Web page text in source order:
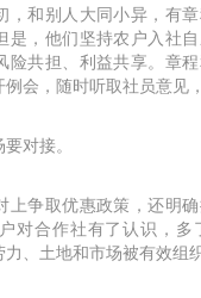
和别人大同小异，有章
是，他们坚持农户入社
险共担、利益共享。章
会，随时听取社员意见
对接。
争取优惠政策，还明确
对合作社有了认识，多
、土地和市场被有效组